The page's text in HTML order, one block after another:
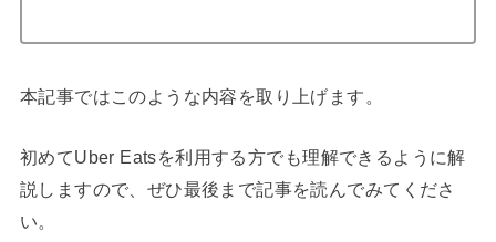
本記事ではこのような内容を取り上げます。
初めてUber Eatsを利用する方でも理解できるように解
説しますので、ぜひ最後まで記事を読んでみてくださ
い。